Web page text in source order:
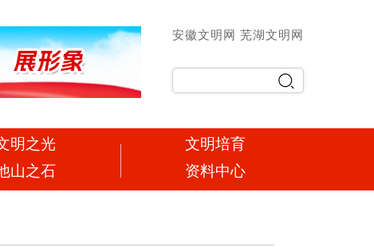
安徽文明网 芜湖文明网
明之光
山之石
文明培育
资料中心